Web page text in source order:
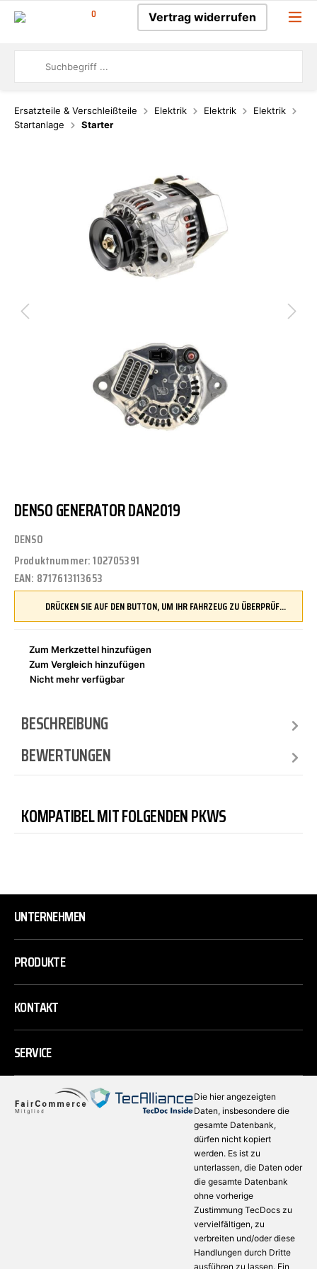
0 Vertrag widerrufen
Ersatzteile & Verschleißteile Elektrik Elektrik
Elektrik
Startanlage
Starter
DENSO GENERATOR DAN2019
DENSO
Produktnummer:102705391
EAN: 8717613113653
DRÜCKEN SIE AUF DEN BUTTON, UM IHR FAHRZEUG ZU ÜBERPRÜFEN UND SICHERZUSTELLEN, DASS DIESES TEIL KOMPATIBEL IST, BEVOR SIE ES BESTELLEN
Zum Merkzettel hinzufügen
Zum Vergleich hinzufügen
Nicht mehr verfügbar
BESCHREIBUNG
BEWERTUNGEN
KOMPATIBEL MIT FOLGENDEN PKWS
UNTERNEHMEN
PRODUKTE
KONTAKT
SERVICE
Die hier angezeigten
Daten, insbesondere die
gesamte Datenbank,
dürfen nicht kopiert
werden. Es ist zu
unterlassen, die Daten oder
die gesamte Datenbank
ohne vorherige
Zustimmung TecDocs zu
vervielfältigen, zu
verbreiten und/oder diese
Handlungen durch Dritte
ausführen zu lassen. Ein